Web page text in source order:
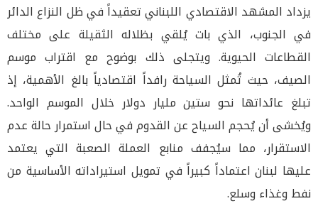
يزداد المشهد الاقتصادي اللبناني تعقيداً في ظل النزاع الدائر
في الجنوب، الذي بات يُلقي بظلاله الثقيلة على مختلف
القطاعات الحيوية. ويتجلى ذلك بوضوح مع اقتراب موسم
الصيف، حيث تُمثل السياحة رافداً اقتصادياً بالغ الأهمية، إذ
تبلغ عائداتها نحو ستين مليار دولار خلال الموسم الواحد.
ويُخشى أن يُحجم السياح عن القدوم في حال استمرار حالة عدم
الاستقرار، مما سيُجفف منابع العملة الصعبة التي يعتمد
عليها لبنان اعتماداً كبيراً في تمويل استيراداته الأساسية من
نفط وغذاء وسلع.